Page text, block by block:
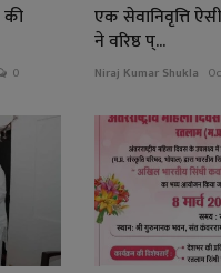
की
0
एक सेवानिवृत्ति
ने वरिष्ठ प्...
Niraj Kumar Shukla